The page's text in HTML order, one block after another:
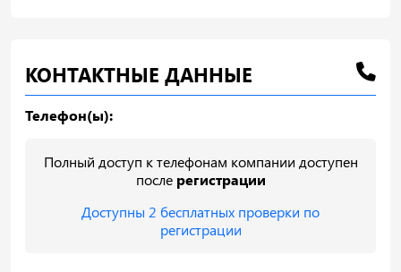
КОНТАКТНЫЕ ДАННЫЕ
Телефон(ы):
Полный доступ к телефонам компании доступен
после регистрации
Доступны 2 бесплатных проверки по
регистрации